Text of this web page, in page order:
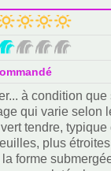
à condition
qui varie
tendre,
plus
forme